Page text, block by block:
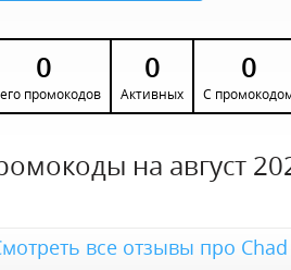
0
промокодов
0
Активных
0
С
на август
все отзывы про Chad